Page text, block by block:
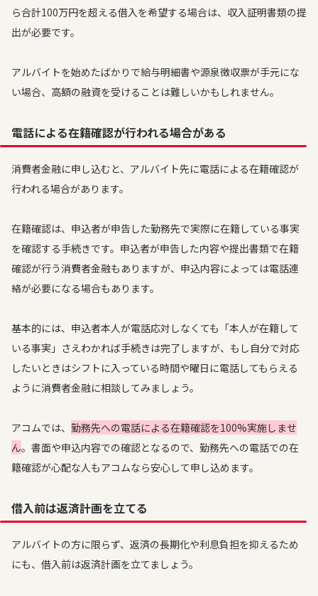
ら合計100万円を超える借入を希望する場合は、収入証明書類の提
出が必要です。
アルバイトを始めたばかりで給与明細書や源泉徴収票が手元にな
い場合、高額の融資を受けることは難しいかもしれません。
電話による在籍確認が行われる場合がある
消費者金融に申し込むと、アルバイト先に電話による在籍確認が
行われる場合があります。
在籍確認は、申込者が申告した勤務先で実際に在籍している事実
を確認する手続きです。申込者が申告した内容や提出書類で在籍
確認が行う消費者金融もありますが、申込内容によっては電話連
絡が必要になる場合もあります。
基本的には、申込者本人が電話応対しなくても「本人が在籍して
いる事実」さえわかれば手続きは完了しますが、もし自分で対応
したいときはシフトに入っている時間や曜日に電話してもらえる
ように消費者金融に相談してみましょう。
アコムでは、 勤務先への電話による在籍確認を100%実施しませ
ん。書面や申込内容での確認となるので、勤務先への電話での在
籍確認が心配な人もアコムなら安心して申し込めます。
借入前は返済計画を立てる
アルバイトの方に限らず、返済の長期化や利息負担を抑えるため
にも、借入前は返済計画を立てましょう。